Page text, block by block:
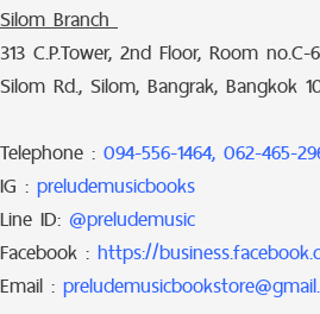
Silom Branch
313 C.P.Tower, 2nd Floor, Room no.C-
Silom Rd., Silom, Bangrak, Bangkok
Telephone : 094-556-1464, 062-465-
IG : preludemusicbooks
Line ID: @preludemusic
Facebook : https://
Email :